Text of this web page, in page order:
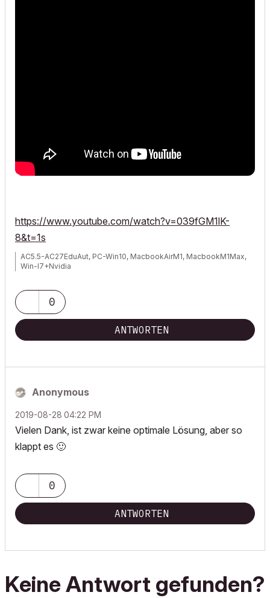
https://www.youtube.com/watch?v=039fGM1lK-
8&t=1s
AC5.5-AC27EduAut, PC-Win10, MacbookAirM1, MacbookM1Max,
Win-I7+Nvidia
0
ANTWORTEN
Anonymous
‎2019-08-28 04:22 PM
Vielen Dank, ist zwar keine optimale Lösung, aber so
klappt es 🙂
0
ANTWORTEN
Keine Antwort gefunden?